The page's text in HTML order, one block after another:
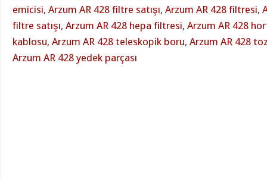
emicisi, Arzum AR 428 filtre satışı, Arzum AR 428 filtresi,
filtre satışı, Arzum AR 428 hepa filtresi, Arzum AR 428
kablosu, Arzum AR 428 teleskopik boru, Arzum AR 428
Arzum AR 428 yedek parçası